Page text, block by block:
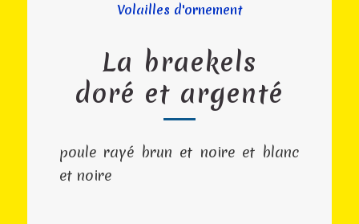
Volailles d'ornement
La braekels
doré et argenté
poule rayé brun et noire et blanc
et noire